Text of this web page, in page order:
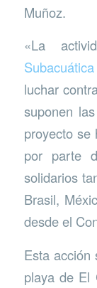
Muñoz.
«La
luchar
suponen
proyecto se
por parte
solidarios
Brasil,
desde el
Esta acción
playa de El